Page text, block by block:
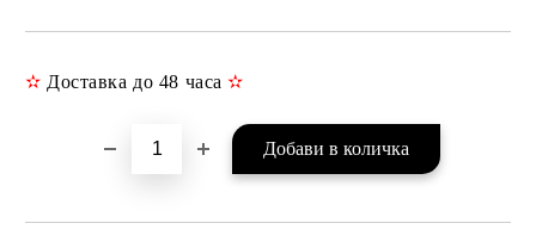
✫ Доставка до 48 часа✫